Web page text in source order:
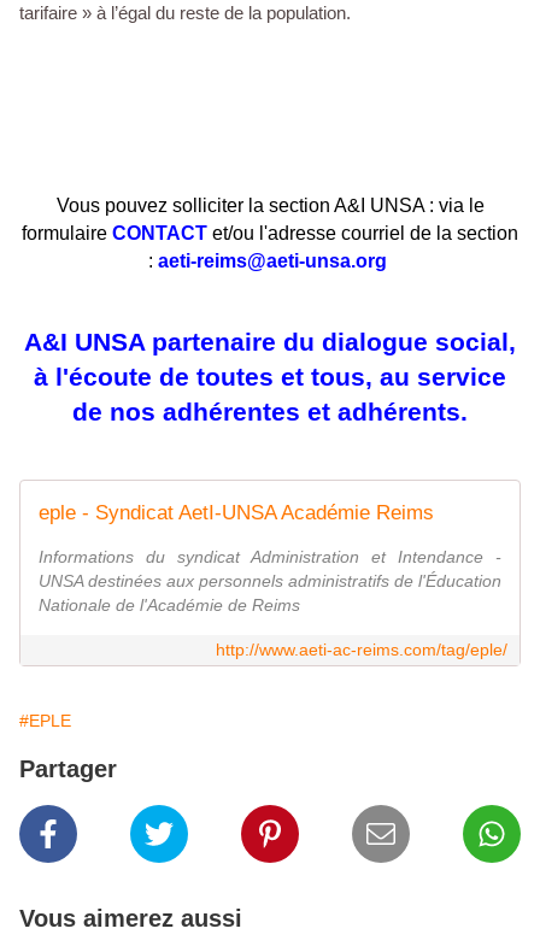
tarifaire » à l’égal du reste de la population.
Vous pouvez solliciter la section A&I UNSA : via le
formulaire CONTACT et/ou l'adresse courriel de la section
: aeti-reims@aeti-unsa.org
A&I UNSA partenaire du dialogue social,
à l'écoute de toutes et tous, au service
de nos adhérentes et adhérents.
eple - Syndicat AetI-UNSA Académie Reims
Informations du syndicat Administration et Intendance -
UNSA destinées aux personnels administratifs de l'Éducation
Nationale de l'Académie de Reims
http://www.aeti-ac-reims.com/tag/eple/
#EPLE
Partager
Vous aimerez aussi